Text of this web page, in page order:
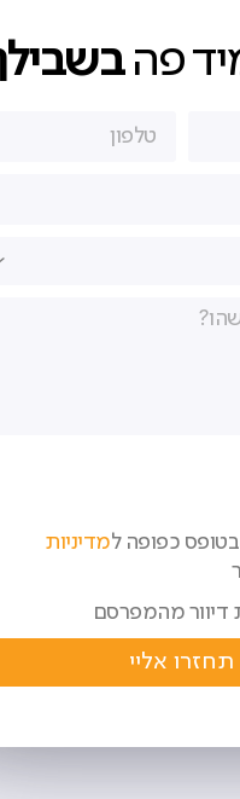
פה
כפופה למדיניות
דיוור מהמפרסם
תחזרו אליי